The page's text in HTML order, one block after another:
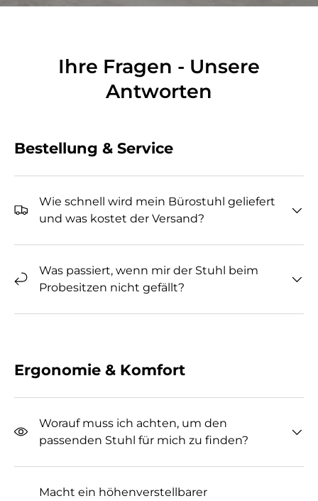
Ihre Fragen - Unsere
Antworten
Bestellung & Service
Wie schnell wird mein Bürostuhl geliefert
und was kostet der Versand?
Was passiert, wenn mir der Stuhl beim
Probesitzen nicht gefällt?
Ergonomie & Komfort
Worauf muss ich achten, um den
passenden Stuhl für mich zu finden?
Macht ein höhenverstellbarer